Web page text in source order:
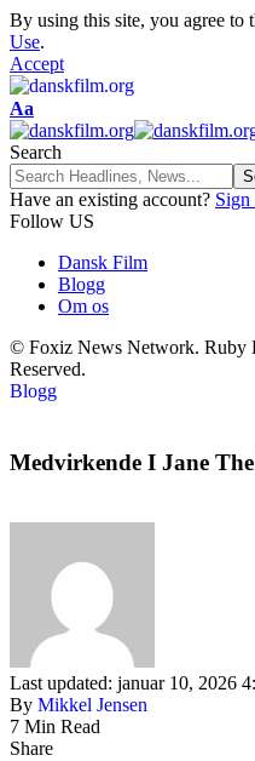
By using this site, you agree to
Use.
Accept
Aa
Search
Have an existing account? Sign
Follow US
Dansk Film
Blogg
Om os
© Foxiz News Network. Ruby
Reserved.
Blogg
Medvirkende I Jane
Last updated: januar 10, 2026
By Mikkel Jensen
7 Min Read
Share